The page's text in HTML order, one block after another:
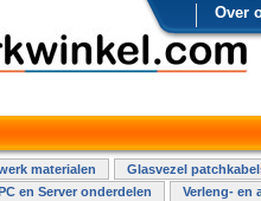
Over
materialen
Glasvezel
en Server onderdelen
Verleng- en